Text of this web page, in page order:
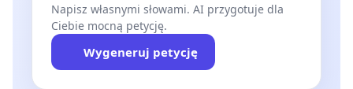
Napisz własnymi słowami. AI przygotuje dla
Ciebie mocną petycję.
Wygeneruj petycję